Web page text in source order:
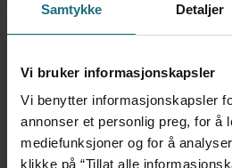
Samtykke Detaljer
Vi bruker informasjonskapsler
Vi benytter informasjonskapsler
annonser et personlig preg, for å
mediefunksjoner og for å
klikke på “Tillat alle
Feilmedisinert i